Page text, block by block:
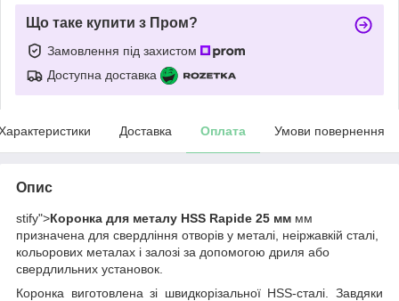
Що таке купити з Пром?
Замовлення під захистом
Доступна доставка
Доставка Оплата Умови повернення
Опис
stify">Коронка для металу HSS Rapide 25 мм мм
призначена для свердління отворів у металі, неіржавкій сталі,
кольорових металах і залозі за допомогою дриля або
свердлильних установок.
Коронка виготовлена зі швидкорізальної HSS-сталі. Завдяки